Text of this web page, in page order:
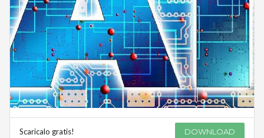
Scaricalo gratis! DOWNLOAD